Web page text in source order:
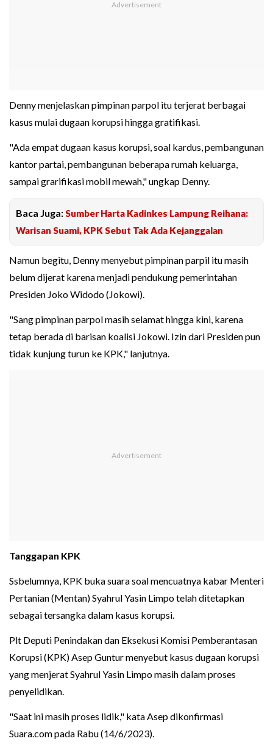
Denny menjelaskan pimpinan parpol itu terjerat berbagai
kasus mulai dugaan korupsi hingga gratifikasi.
"Ada empat dugaan kasus korupsi, soal kardus, pembangunan
kantor partai, pembangunan beberapa rumah keluarga,
sampai grarifikasi mobil mewah," ungkap Denny.
Baca Juga:Sumber Harta Kadinkes Lampung Reihana:
Warisan Suami, KPK Sebut Tak Ada Kejanggalan
Namun begitu, Denny menyebut pimpinan parpil itu masih
belum dijerat karena menjadi pendukung pemerintahan
Presiden Joko Widodo (Jokowi).
"Sang pimpinan parpol masih selamat hingga kini, karena
tetap berada di barisan koalisi Jokowi. Izin dari Presiden pun
tidak kunjung turun ke KPK," lanjutnya.
Tanggapan KPK
Ssbelumnya, KPK buka suara soal mencuatnya kabar Menteri
Pertanian (Mentan) Syahrul Yasin Limpo telah ditetapkan
sebagai tersangka dalam kasus korupsi.
Plt Deputi Penindakan dan Eksekusi Komisi Pemberantasan
Korupsi (KPK) Asep Guntur menyebut kasus dugaan korupsi
yang menjerat Syahrul Yasin Limpo masih dalam proses
penyelidikan.
"Saat ini masih proses lidik," kata Asep dikonfirmasi
Suara.com pada Rabu (14/6/2023).